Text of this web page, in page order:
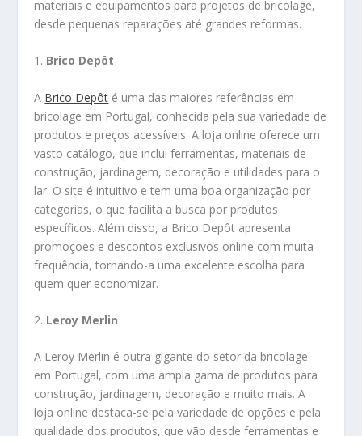
materiais e equipamentos para projetos de bricolage,
desde pequenas reparações até grandes reformas.
1. Brico Depôt
A Brico Depôt é uma das maiores referências em
bricolage em Portugal, conhecida pela sua variedade de
produtos e preços acessíveis. A loja online oferece um
vasto catálogo, que inclui ferramentas, materiais de
construção, jardinagem, decoração e utilidades para o
lar. O site é intuitivo e tem uma boa organização por
categorias, o que facilita a busca por produtos
específicos. Além disso, a Brico Depôt apresenta
promoções e descontos exclusivos online com muita
frequência, tornando-a uma excelente escolha para
quem quer economizar.
2. Leroy Merlin
A Leroy Merlin é outra gigante do setor da bricolage
em Portugal, com uma ampla gama de produtos para
construção, jardinagem, decoração e muito mais. A
loja online destaca-se pela variedade de opções e pela
qualidade dos produtos, que vão desde ferramentas e